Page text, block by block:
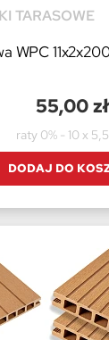
TARASOWE
WPC
55,00 zł
raty 0% - 10 x
DODAJ DO